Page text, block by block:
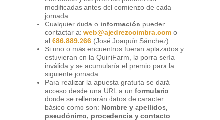
modificadas antes del comienzo de cada
jornada.
Cualquier duda o información pueden
contactar a: web@ajedrezcoimbra.com o
al 686.889.266 (José Joaquín Sánchez).
Si uno o más encuentros fueran aplazados y
estuvieran en la QuiniFarm, la porra sería
inválida y se acumularía el premio para la
siguiente jornada.
Para realizar la apuesta gratuita se dará
acceso desde una URL a un formulario
donde se rellenarán datos de caracter
básico como son: Nombre y apellidos,
pseudónimo, procedencia y contacto